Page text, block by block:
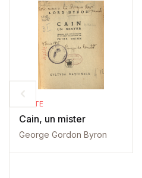
CARTE
Cain, un mister
George Gordon Byron